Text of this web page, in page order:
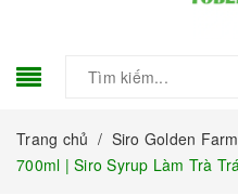
Trang chủ / Siro Golden Farm
700ml | Siro Syrup Làm Trà